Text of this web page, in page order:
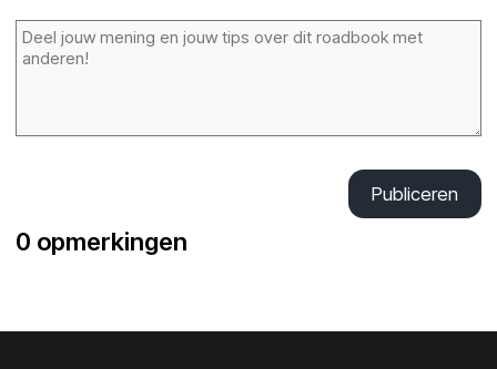
Publiceren
0 opmerkingen